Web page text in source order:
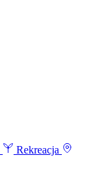
Rekreacja